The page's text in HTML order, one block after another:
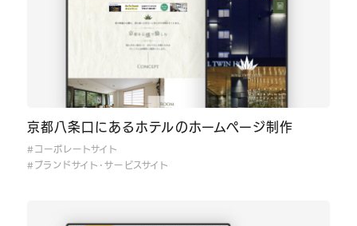
京都八条口にあるホテルのホームページ制作
#コーポレートサイト
#ブランドサイト･サービスサイト